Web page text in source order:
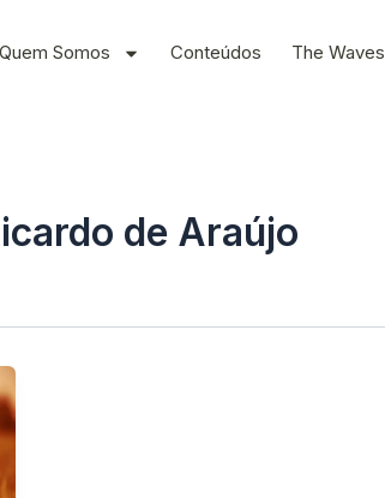
Quem Somos Conteúdos The Waves
de Araújo